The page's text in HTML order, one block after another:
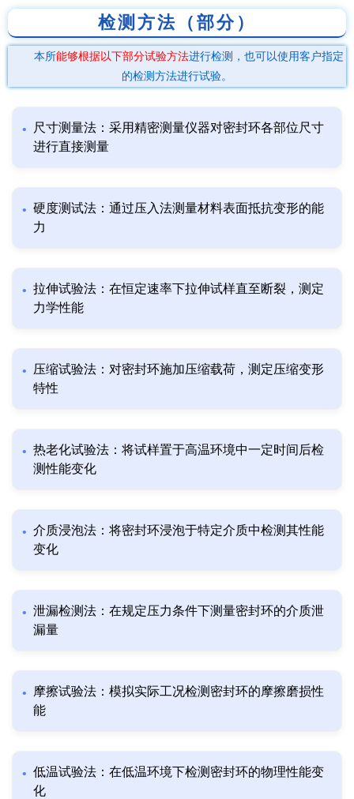
检测方法（部分）
本所能够根据以下部分试验方法进行检测，也可以使用客户指定
的检测方法进行试验。
尺寸测量法：采用精密测量仪器对密封环各部位尺寸
进行直接测量
硬度测试法：通过压入法测量材料表面抵抗变形的能
力
拉伸试验法：在恒定速率下拉伸试样直至断裂，测定
力学性能
压缩试验法：对密封环施加压缩载荷，测定压缩变形
特性
热老化试验法：将试样置于高温环境中一定时间后检
测性能变化
介质浸泡法：将密封环浸泡于特定介质中检测其性能
变化
泄漏检测法：在规定压力条件下测量密封环的介质泄
漏量
摩擦试验法：模拟实际工况检测密封环的摩擦磨损性
能
低温试验法：在低温环境下检测密封环的物理性能变
化